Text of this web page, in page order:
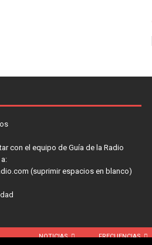
con el equipo de Guía de la Radio
(suprimir espacios en blanco)
NOTICIAS FRECUENCIAS